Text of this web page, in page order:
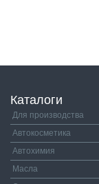
Каталоги
Для производства
Автокосметика
Автохимия
Масла